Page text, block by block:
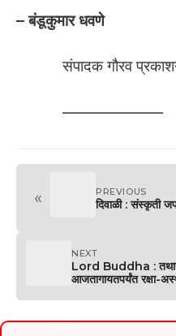
– बंडूकुमार धवणे
संपादक गौरव
——————–
« PREVIOUS
दिवाळी : संस्कृती
NEXT
Lord Buddha :
आजतागायतपर्यंत रक्षा-